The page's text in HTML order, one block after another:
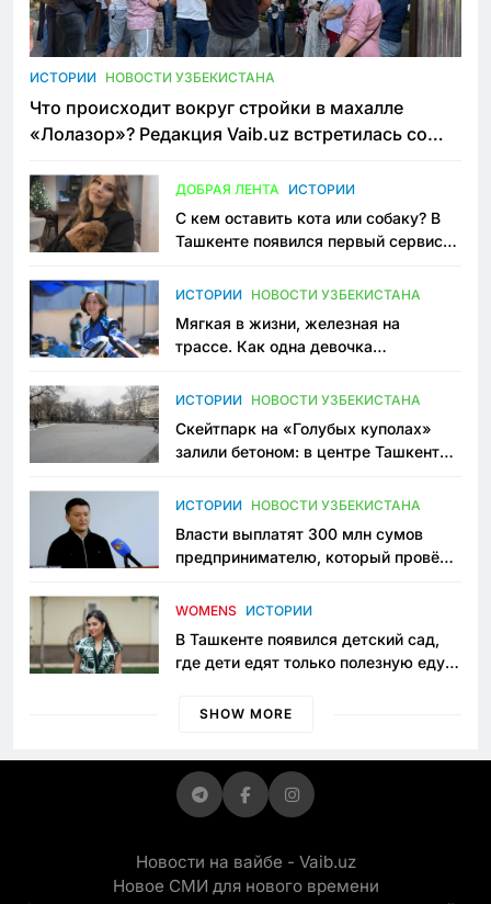
ИСТОРИИ НОВОСТИ УЗБЕКИСТАНА
Что происходит вокруг стройки в махалле
«Лолазор»? Редакция Vaib.uz встретилась со
ДОБРАЯ ЛЕНТА ИСТОРИИ
С кем оставить кота или собаку? В
Ташкенте появился первый сервис
ИСТОРИИ НОВОСТИ УЗБЕКИСТАНА
Мягкая в жизни, железная на
трассе. Как одна девочка
Узбекистане
ИСТОРИИ НОВОСТИ УЗБЕКИСТАНА
Скейтпарк на «Голубых куполах»
залили бетоном: в центре Ташкента
пространство
ИСТОРИИ НОВОСТИ УЗБЕКИСТАНА
Власти выплатят 300 млн сумов
предпринимателю, который провёл
приговору
WOMENS ИСТОРИИ
В Ташкенте появился детский сад,
где дети едят только полезную еду.
просить «кашу без сахара»
SHOW MORE
Новости на вайбе - Vaib.uz
Новое СМИ для нового времени